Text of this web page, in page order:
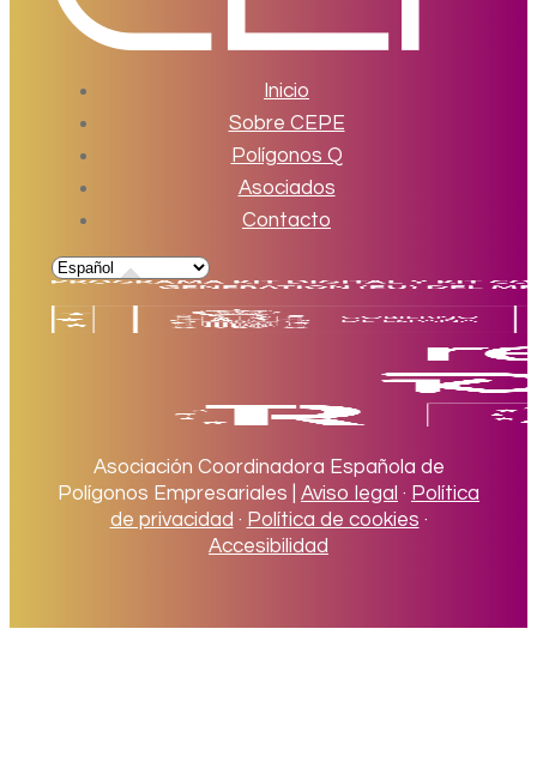
Inicio
Sobre CEPE
Polígonos Q
Asociados
Contacto
Asociación Coordinadora Española de
Polígonos Empresariales | Aviso legal · Política
de privacidad · Política de cookies ·
Accesibilidad